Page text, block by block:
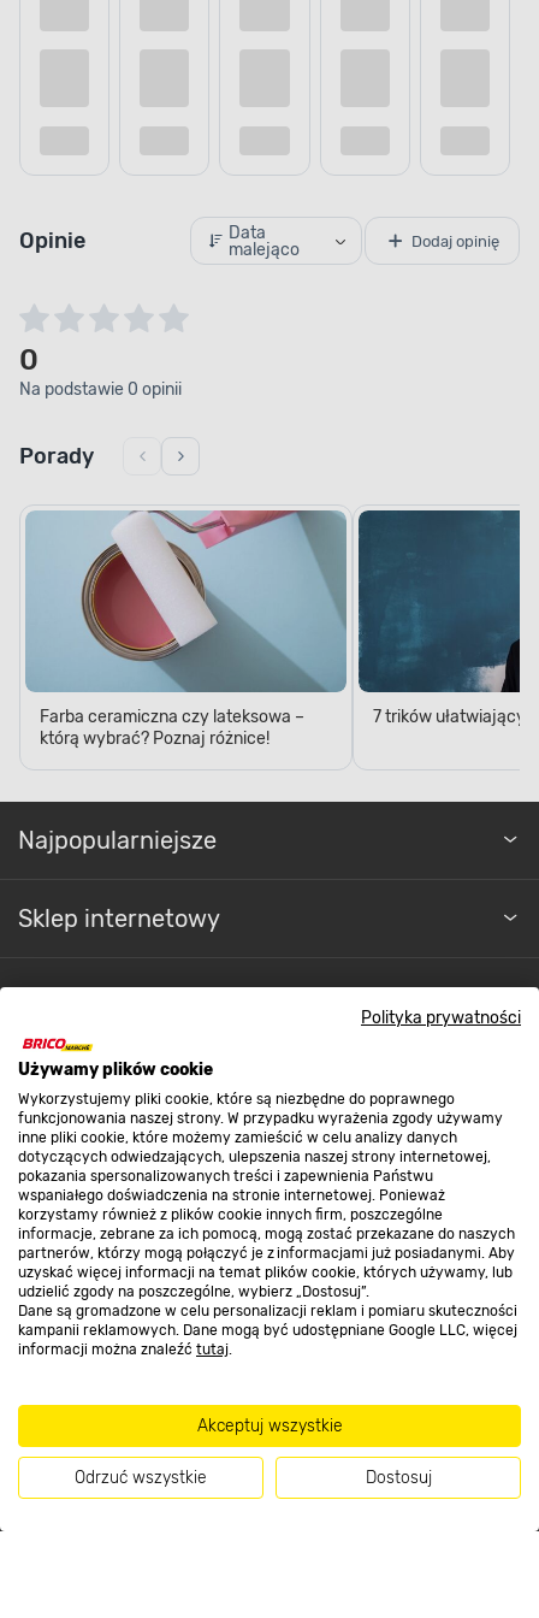
Polityka prywatności
Używamy plików cookie
Wykorzystujemy pliki cookie, które są niezbędne do poprawnego
funkcjonowania naszej strony. W przypadku wyrażenia zgody używamy
inne pliki cookie, które możemy zamieścić w celu analizy danych
dotyczących odwiedzających, ulepszenia naszej strony internetowej,
pokazania spersonalizowanych treści i zapewnienia Państwu
wspaniałego doświadczenia na stronie internetowej. Ponieważ
korzystamy również z plików cookie innych firm, poszczególne
informacje, zebrane za ich pomocą, mogą zostać przekazane do naszych
partnerów, którzy mogą połączyć je z informacjami już posiadanymi. Aby
uzyskać więcej informacji na temat plików cookie, których używamy, lub
udzielić zgody na poszczególne, wybierz „Dostosuj”.
Dane są gromadzone w celu personalizacji reklam i pomiaru skuteczności
kampanii reklamowych. Dane mogą być udostępniane Google LLC, więcej
informacji można znaleźć tutaj.
Akceptuj wszystkie
Odrzuć wszystkie Dostosuj
Opinie
Data
malejąco
Dodaj opinię
0
Na podstawie 0 opinii
Porady
Farba ceramiczna czy lateksowa –
którą wybrać? Poznaj różnice!
7 trików
Najpopularniejsze
Sklep internetowy
Regulaminy
Promocje
Nasze sklepy
O nas
Kontakt do sklepu
Dołącz do nas